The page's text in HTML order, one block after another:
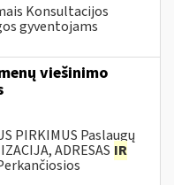
Konsultacijos
gyventojams
viešinimo
PIRKIMUS Paslaugų
ADRESAS IR